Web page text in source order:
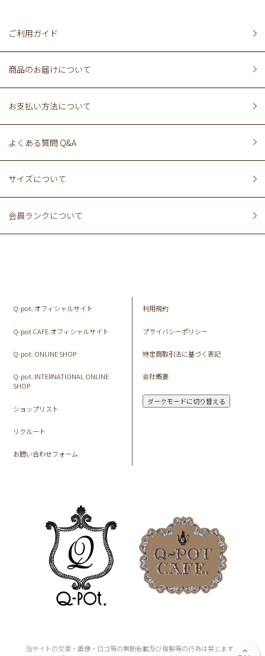
ご利用ガイド
商品のお届けについて
お支払い方法について
よくある質問 Q&A
サイズについて
会員ランクについて
Q-pot. オフィシャルサイト
Q-pot CAFE.オフィシャルサイト
Q-pot. ONLINE SHOP
Q-pot. INTERNATIONAL ONLINE
SHOP
ショップリスト
リクルート
お問い合わせフォーム
利用規約
プライバシーポリシー
特定商取引法に基づく表記
会社概要
ダークモードに切り替える
当サイトの文章・画像・ロゴ等の無断転載及び複製等の行為は禁じます。